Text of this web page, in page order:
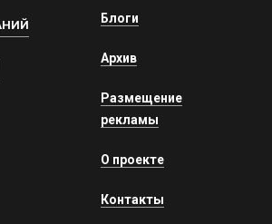
Блоги
Архив
Размещение
рекламы
О проекте
Контакты